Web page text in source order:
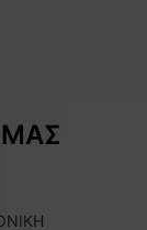
διαμερίσματος,
ΜΑΣ